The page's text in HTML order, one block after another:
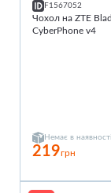
F1567052
Чохол на ZTE
CyberPhone v4
Немає в наявності
219грн